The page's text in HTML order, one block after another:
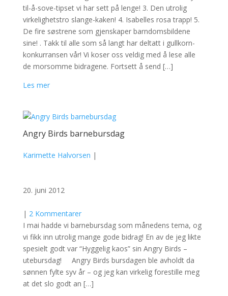
til-å-sove-tipset vi har sett på lenge! 3. Den utrolig
virkelighetstro slange-kaken! 4. Isabelles rosa trapp! 5.
De fire søstrene som gjenskaper barndomsbildene
sine! . Takk til alle som så langt har deltatt i gullkorn-
konkurransen vår! Vi koser oss veldig med å lese alle
de morsomme bidragene. Fortsett å send […]
Les mer
Angry Birds barnebursdag
Karimette Halvorsen |
20. juni 2012
| 2 Kommentarer
I mai hadde vi barnebursdag som månedens tema, og
vi fikk inn utrolig mange gode bidrag! En av de jeg likte
spesielt godt var “Hyggelig kaos” sin Angry Birds –
utebursdag! Angry Birds bursdagen ble avholdt da
sønnen fylte syv år – og jeg kan virkelig forestille meg
at det slo godt an […]